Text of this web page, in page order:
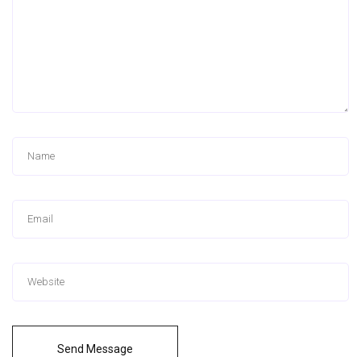
Send Message